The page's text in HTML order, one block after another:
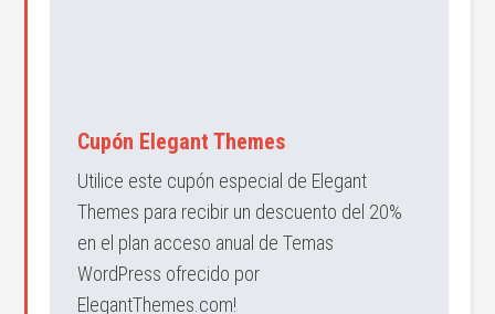
Cupón Elegant Themes
Utilice este cupón especial de Elegant
Themes para recibir un descuento del 20%
en el plan acceso anual de Temas
WordPress ofrecido por
ElegantThemes.com!